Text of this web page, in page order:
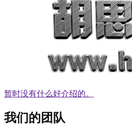
暂时没有什么好介绍的。
我们的团队